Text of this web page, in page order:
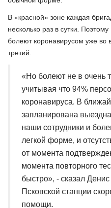
В «красной» зоне каждая
несколько раз в сутки.
болеют коронавирусом уже во
третий.
«Но болеют не в очень
учитывая что 94%
коронавируса. В
запланирована
наши сотрудники и
легкой форме, и
от момента
момента повторного
быстро», - сказал
Псковской станции
помощи.